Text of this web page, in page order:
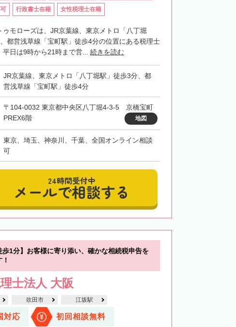
行政書士在籍 女性税理士在籍
ゥモローズは、JR京葉線、東京メトロ「八丁堀
都営浅草線「宝町駅」徒歩4分の位置にある税理士
平日は9時から21時まで営... 続きを読む
JR京葉線、東京メトロ「八丁堀駅」徒歩3分、都
営浅草線「宝町駅」徒歩4分
〒104-0032 東京都中央区八丁堀4-3-5 京橋宝町
PREX6階
地図
東京、埼玉、神奈川、千葉、全国オンライン相談
可
24時間受付中
メールで相談する
歩1分】お客様に寄り添い、確かな相続税申告を
士法人 大阪
吹田市 江坂駅
対応 初回相談無料